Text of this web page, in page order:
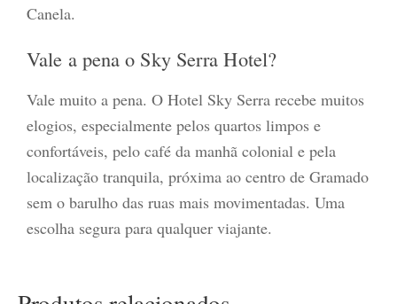
Canela.
Vale a pena o Sky Serra Hotel?
Vale muito a pena. O Hotel Sky Serra recebe muitos
elogios, especialmente pelos quartos limpos e
confortáveis, pelo café da manhã colonial e pela
localização tranquila, próxima ao centro de Gramado
sem o barulho das ruas mais movimentadas. Uma
escolha segura para qualquer viajante.